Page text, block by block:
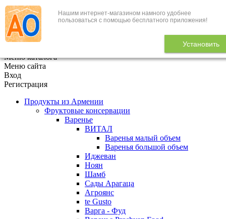
Нашим интернет-магазином намного удобнее
пользоваться с помощью бесплатного приложения!
Установить
+7 (495) 646-888-1
В корзине 0
Меню каталога
Меню сайта
Вход
Регистрация
Продукты из Армении
Фруктовые консервации
Варенье
ВИТАЛ
Варенья малый объем
Варенья большой объем
Иджеван
Ноян
Шамб
Сады Арагаца
Агроянс
te Gusto
Варга - Фуд